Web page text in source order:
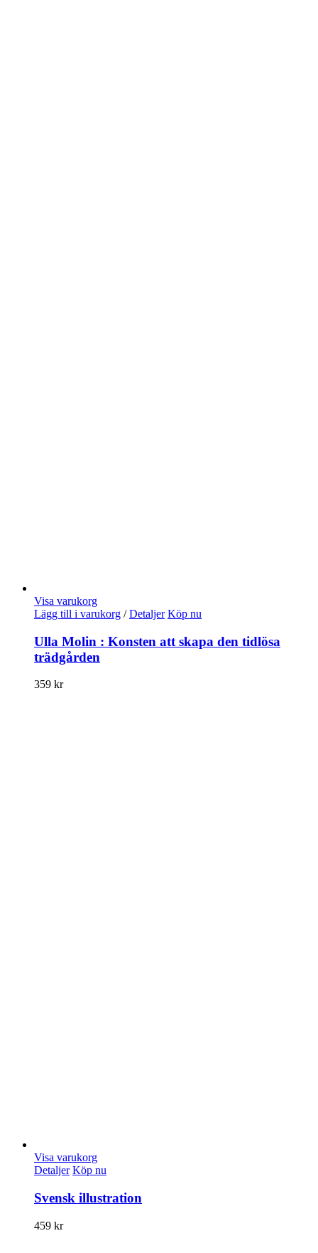
Visa varukorg
Lägg till i varukorg / Detaljer Köp nu
Ulla Molin : Konsten att skapa den tidlösa
trädgården
359 kr
Visa varukorg
Detaljer Köp nu
Svensk illustration
459 kr